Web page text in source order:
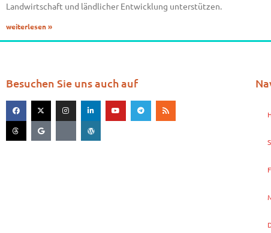
Landwirtschaft und ländlicher Entwicklung unterstützen.
weiterlesen »
Besuchen Sie uns auch auf